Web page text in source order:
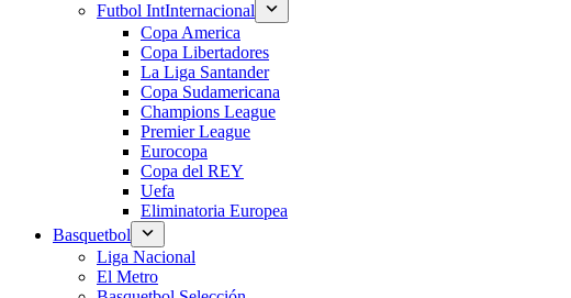
Futbol IntInternacional
Copa America
Copa Libertadores
La Liga Santander
Copa Sudamericana
Champions League
Premier League
Eurocopa
Copa del REY
Uefa
Eliminatoria Europea
Basquetbol
Liga Nacional
El Metro